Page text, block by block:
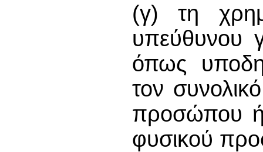
(γ) τη
υπεύθυνου
όπως
τον
προσώπου ή
φυσικού